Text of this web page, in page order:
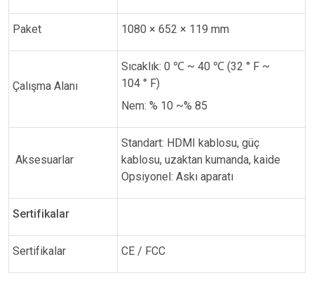
Paket 1080 × 652 × 119 mm
Çalışma Alanı
Sıcaklık: 0 ℃ ~ 40 ℃ (32 ° F ~
104 ° F)
Nem: % 10 ~% 85
Aksesuarlar
Standart: HDMI kablosu, güç
kablosu, uzaktan kumanda, kaide
Opsiyonel: Askı aparatı
Sertifikalar
Sertifikalar CE / FCC